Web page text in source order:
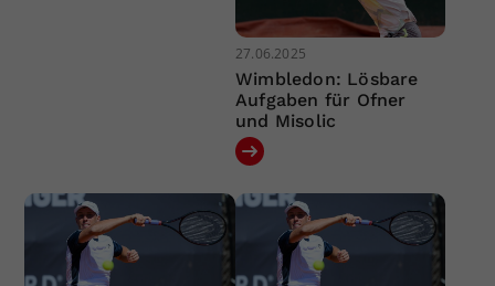
27.06.2025
Wimbledon: Lösbare
Aufgaben für Ofner
und Misolic